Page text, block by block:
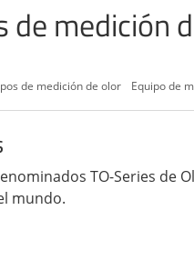
de medición
de medición de olor Equipo de
TO-Series de
mundo.